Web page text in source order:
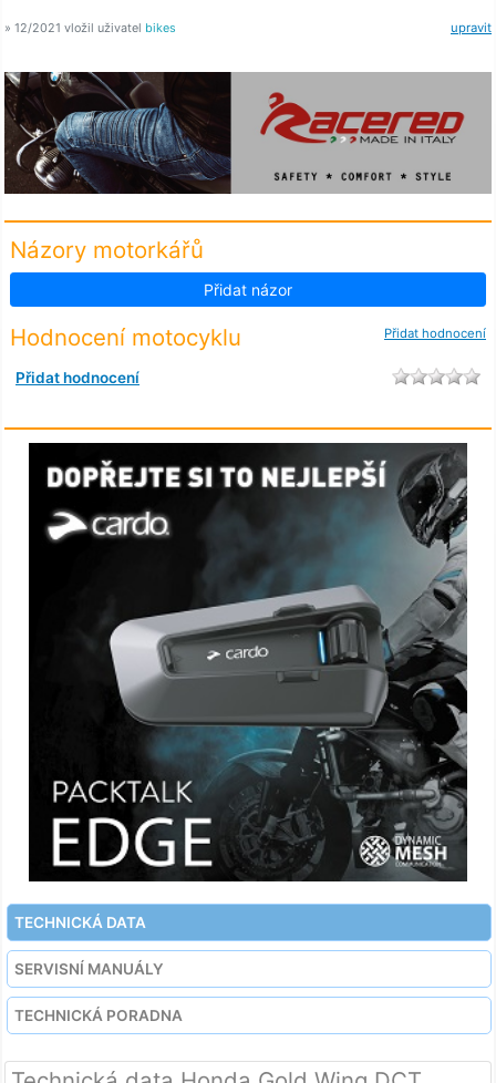
upravit
» 12/2021 vložil uživatel bikes
Názory motorkářů
Přidat názor
Přidat hodnocení
Hodnocení motocyklu
Přidat hodnocení
TECHNICKÁ DATA
SERVISNÍ MANUÁLY
TECHNICKÁ PORADNA